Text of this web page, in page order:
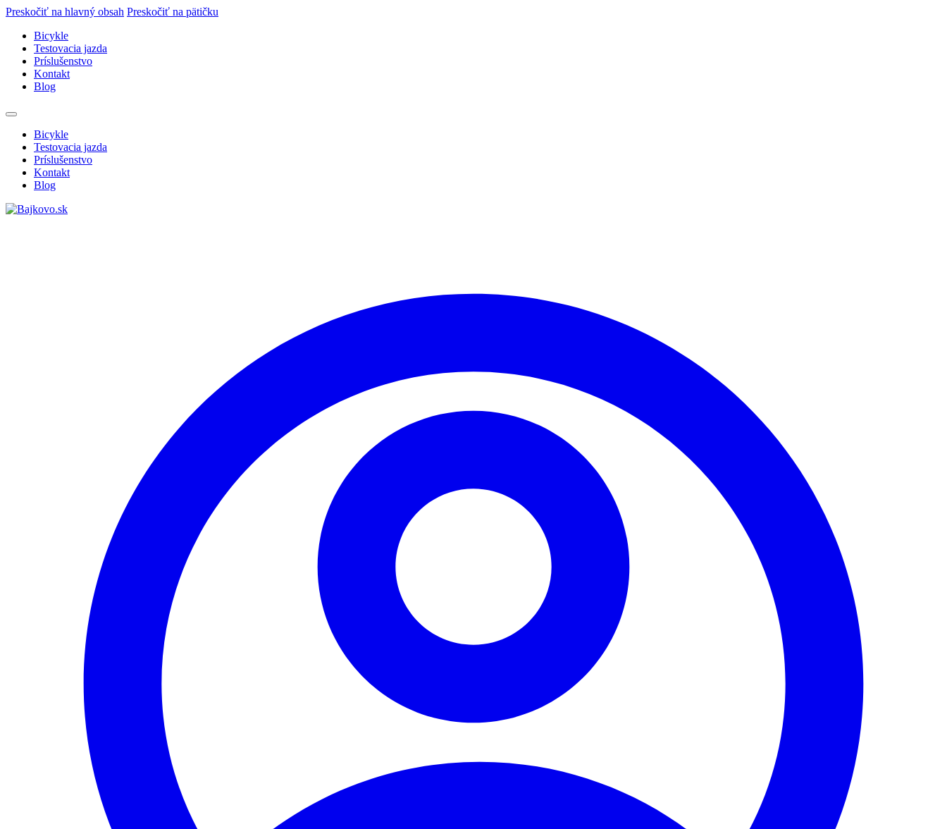
Preskočiť na hlavný obsah Preskočiť na pätičku
Bicykle
Testovacia jazda
Príslušenstvo
Kontakt
Blog
Bicykle
Testovacia jazda
Príslušenstvo
Kontakt
Blog